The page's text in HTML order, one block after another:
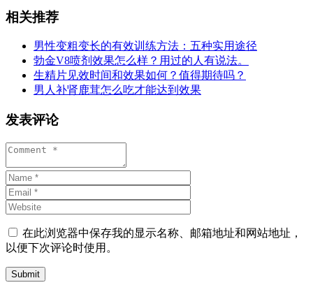
相关推荐
男性变粗变长的有效训练方法：五种实用途径
勃金V8喷剂效果怎么样？用过的人有说法。
生精片见效时间和效果如何？值得期待吗？
男人补肾鹿茸怎么吃才能达到效果
发表评论
在此浏览器中保存我的显示名称、邮箱地址和网站地址，
以便下次评论时使用。
Submit